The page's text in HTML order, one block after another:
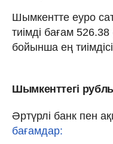
Шымкентте еуро
тиімді бағам
бойынша ең
Шымкенттегі
Әртүрлі банк пен
бағамдар: